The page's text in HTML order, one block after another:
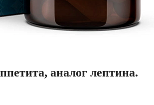
аналог лептина.